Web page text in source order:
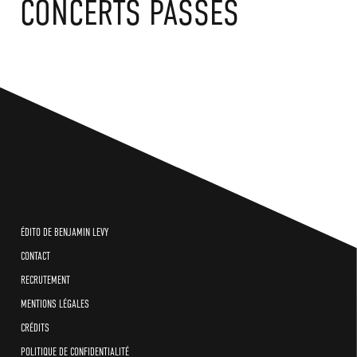
CONCERTS PASSÉS
ÉDITO DE BENJAMIN LEVY
CONTACT
RECRUTEMENT
MENTIONS LÉGALES
CRÉDITS
POLITIQUE DE CONFIDENTIALITÉ